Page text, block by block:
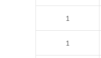
1
1